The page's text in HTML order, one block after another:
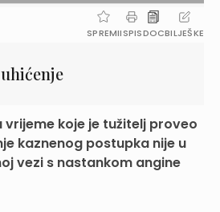
SPREMIISPISDOCBILJEŠKE
koje je tužitelj proveo
kaznenog postupka nije u
vezi s nastankom angine